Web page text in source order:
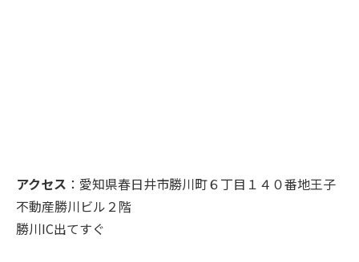
アクセス ：愛知県春日井市勝川町６丁目１４０番地王子
不動産勝川ビル２階
勝川IC出てすぐ